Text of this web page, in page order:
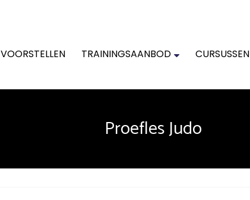
VOORSTELLEN TRAININGSAANBOD CURSUSSEN
Proefles Judo